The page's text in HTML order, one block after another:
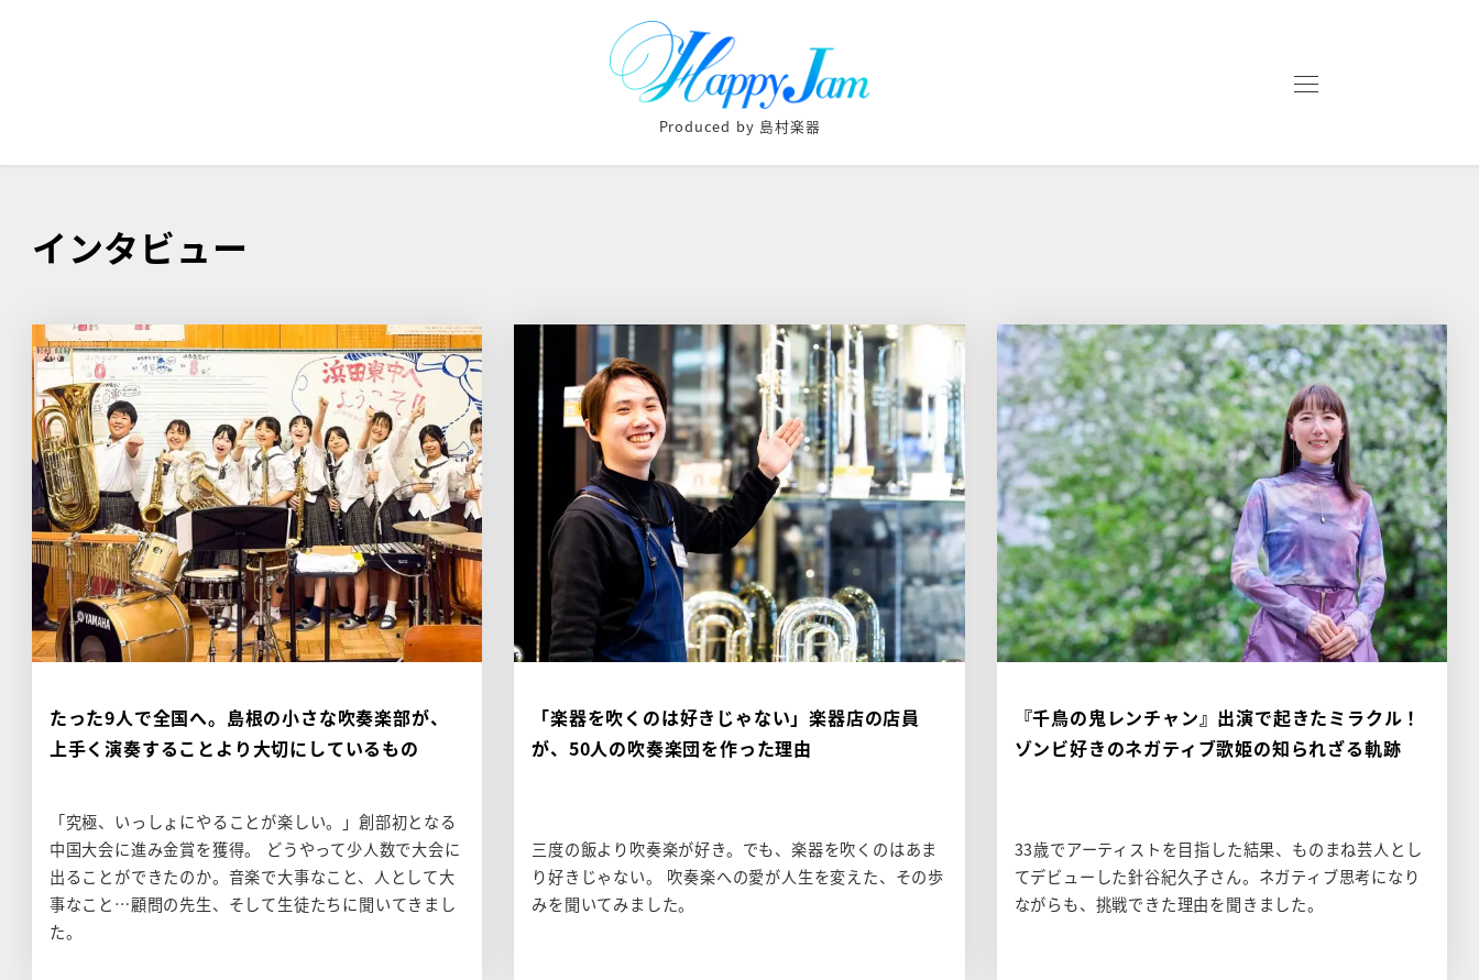
Produced by 島村楽器
インタビュー
たった9人で全国へ。島根の小さな吹奏楽部が、
上手く演奏することより大切にしているもの
「究極、いっしょにやることが楽しい。」創部初となる
中国大会に進み金賞を獲得。 どうやって少人数で大会に
出ることができたのか。音楽で大事なこと、人として大
事なこと…顧問の先生、そして生徒たちに聞いてきまし
た。
「楽器を吹くのは好きじゃない」楽器店の店員
が、50人の吹奏楽団を作った理由
三度の飯より吹奏楽が好き。でも、楽器を吹くのはあま
り好きじゃない。 吹奏楽への愛が人生を変えた、その歩
みを聞いてみました。
『千鳥の鬼レンチャン』出演で起きたミラクル！
ゾンビ好きのネガティブ歌姫の知られざる軌跡
33歳でアーティストを目指した結果、ものまね芸人とし
てデビューした針谷紀久子さん。ネガティブ思考になり
ながらも、挑戦できた理由を聞きました。